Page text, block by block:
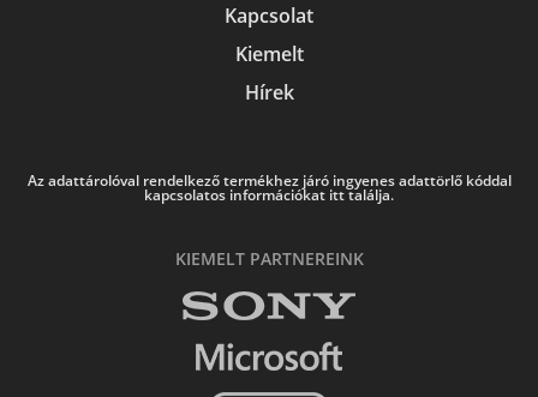
Kapcsolat
Kiemelt
Hírek
Az adattárolóval rendelkező termékhez járó ingyenes adattörlő kóddal
kapcsolatos információkat itt találja.
KIEMELT PARTNEREINK